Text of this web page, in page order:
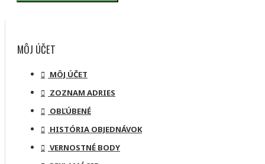
MÔJ ÚČET
MÔJ ÚČET
ZOZNAM ADRIES
OBĽÚBENÉ
HISTÓRIA OBJEDNÁVOK
VERNOSTNÉ BODY